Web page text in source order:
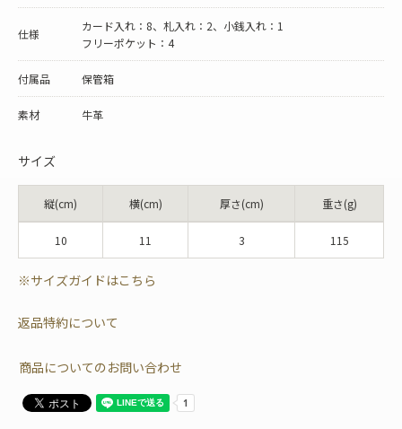
仕様
カード入れ：8、札入れ：2、小銭入れ：1
フリーポケット：4
付属品 保管箱
素材 牛革
サイズ
縦(cm) 横(cm) 厚さ(cm) 重さ(g)
10 11 3 115
※サイズガイドはこちら
返品特約について
商品についてのお問い合わせ